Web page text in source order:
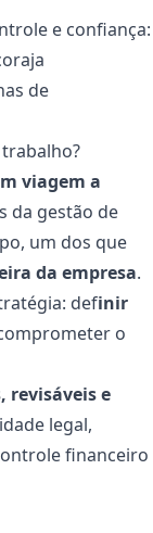
e confiança:
de
viagem a
da gestão de
um dos que
da empresa.
definir
o
revisáveis e
legal,
financeiro